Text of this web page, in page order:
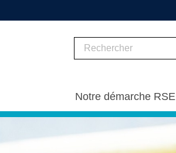
Notre démarche RSE